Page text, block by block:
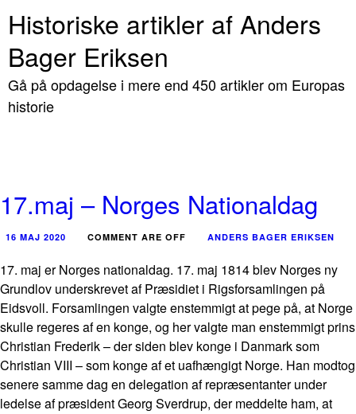
Historiske artikler af Anders
Bager Eriksen
Gå på opdagelse i mere end 450 artikler om Europas
historie
17.maj – Norges Nationaldag
16 MAJ 2020 COMMENT ARE OFF ANDERS BAGER ERIKSEN
17. maj er Norges nationaldag. 17. maj 1814 blev Norges ny
Grundlov underskrevet af Præsidiet i Rigsforsamlingen på
Eidsvoll. Forsamlingen valgte enstemmigt at pege på, at Norge
skulle regeres af en konge, og her valgte man enstemmigt prins
Christian Frederik – der siden blev konge i Danmark som
Christian VIII – som konge af et uafhængigt Norge. Han modtog
senere samme dag en delegation af repræsentanter under
ledelse af præsident Georg Sverdrup, der meddelte ham, at